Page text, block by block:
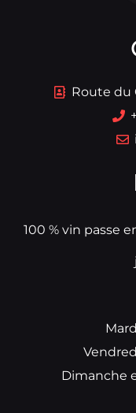
Route du
100 % vin passe
Dimanche